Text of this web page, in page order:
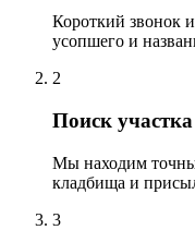
Короткий звонок
усопшего и
2
Поиск участка
Мы находим
кладбища и
3